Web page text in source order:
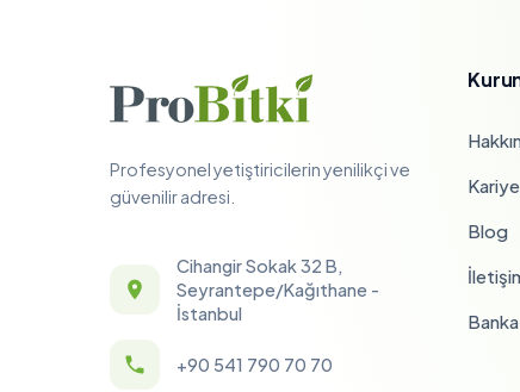
Profesyonel yetiştiricilerin yenilikçi ve
güvenilir adresi.
Cihangir Sokak 32 B,
Seyrantepe/Kağıthane -
İstanbul
+90 541 790 70 70
Blog